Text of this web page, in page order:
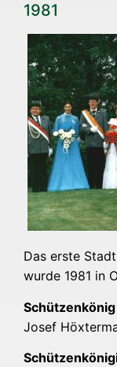
1981
Das ers­te
wur­de 1981 in
Schüt­zen­kö­nig
Josef